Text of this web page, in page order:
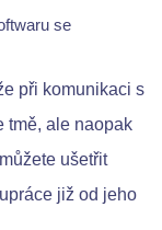
se
při komunikaci s
tmě, ale naopak
ušetřit
již od jeho